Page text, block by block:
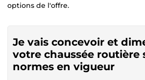
options de l'offre.
Je vais concevoir et
votre chaussée routière
normes en vigueur